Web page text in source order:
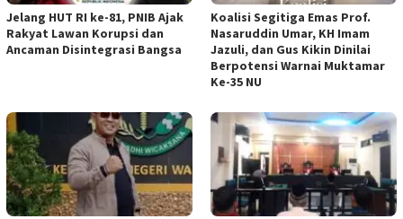
Jelang HUT RI ke-81, PNIB Ajak
Rakyat Lawan Korupsi dan
Ancaman Disintegrasi Bangsa
Koalisi Segitiga Emas Prof.
Nasaruddin Umar, KH Imam
Jazuli, dan Gus Kikin Dinilai
Berpotensi Warnai Muktamar
Ke-35 NU